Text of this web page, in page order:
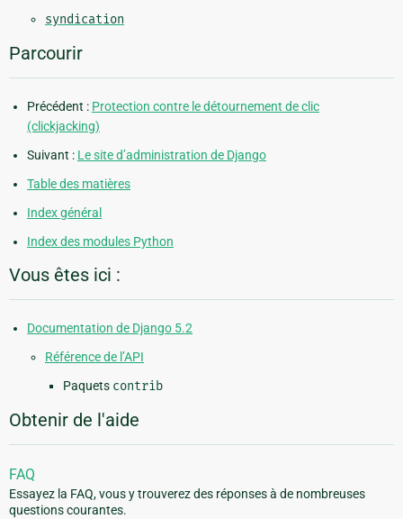
syndication
Parcourir
Précédent : Protection contre le détournement de clic
(clickjacking)
Suivant : Le site d’administration de Django
Table des matières
Index général
Index des modules Python
Vous êtes ici :
Documentation de Django 5.2
Référence de l’API
Paquets contrib
Obtenir de l'aide
FAQ
Essayez la FAQ, vous y trouverez des réponses à de nombreuses
questions courantes.